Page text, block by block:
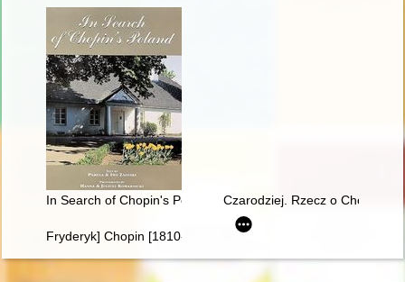
In Search of Chopin's Poland Czarodziej. Rzecz o Chopinie
Fryderyk] Chopin [1810-1849] i George Sand [1804-1876]